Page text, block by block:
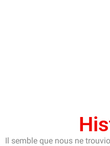
Il semble que nous ne